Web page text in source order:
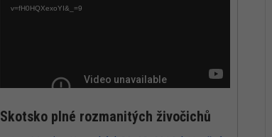
v=fH0HQXexoYI&_=9
Skotsko plné rozmanitých živočichů